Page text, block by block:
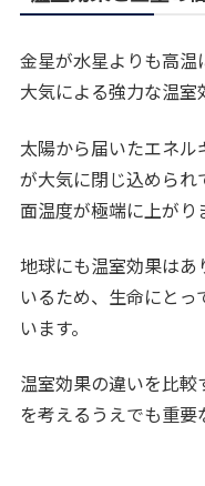
金星が水星よりも高
大気による強力な温室
太陽から届いたエネ
が大気に閉じ込めら
面温度が極端に上がり
地球にも温室効果は
いるため、生命にと
います。
温室効果の違いを比
を考えるうえでも重要